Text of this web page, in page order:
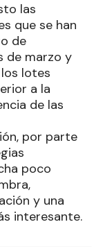
las
que se han
de
de marzo y
lotes
a la
de las
por parte
poco
y una
interesante.